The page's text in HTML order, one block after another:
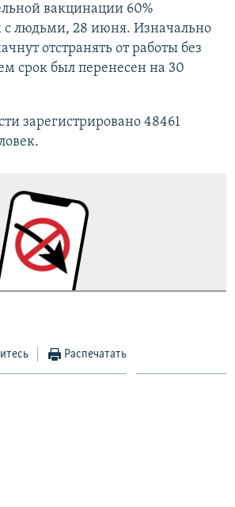
вакцинации 60%
с людьми, 28 июня. Изначально
отстранять от работы без
срок был перенесен на 30
зарегистрировано 48461
Распечатать